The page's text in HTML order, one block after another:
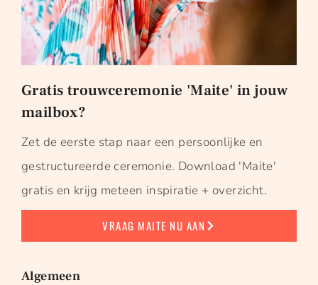
Gratis trouwceremonie 'Maite' in jouw
mailbox?
Zet de eerste stap naar een persoonlijke en
gestructureerde ceremonie. Download 'Maite'
gratis en krijg meteen inspiratie + overzicht.
VRAAG MAITE NU AAN
Algemeen